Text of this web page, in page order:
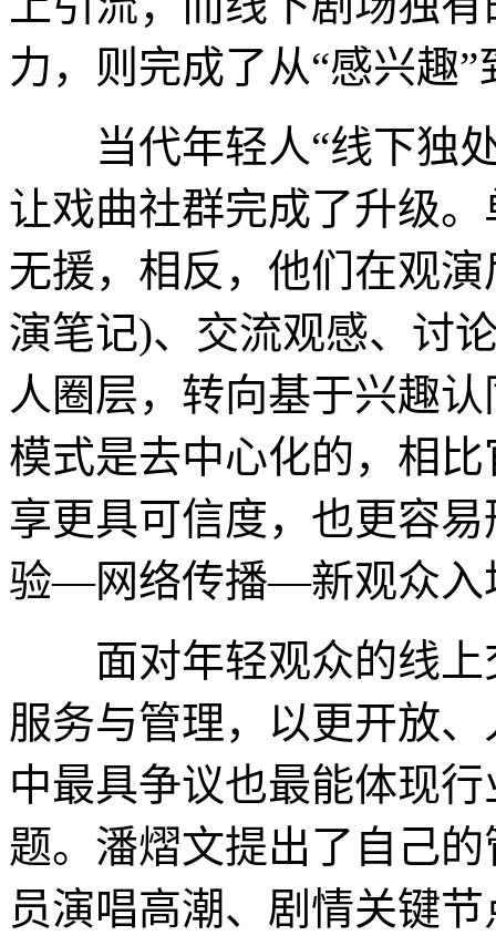
力，则完成了从“感兴趣
当代年轻人“线下独处
让戏曲社群完成了升级
无援，相反，他们在观
演笔记)、交流观感、讨
人圈层，转向基于兴趣
模式是去中心化的，相
享更具可信度，也更容
验—网络传播—新观众入
面对年轻观众的线上
服务与管理，以更开放
中最具争议也最能体现
题。潘熠文提出了自己
员演唱高潮、剧情关键